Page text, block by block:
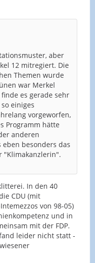
aber
12 mitregiert. Die
Themen wurde
war Merkel
es gerade sehr
einiges
vorgeworfen,
Programm hätte
anderen
eben besonders das
"Klimakanzlerin".
In den 40
CDU (mit
von 98-05)
und in
mit der FDP.
leider nicht statt -